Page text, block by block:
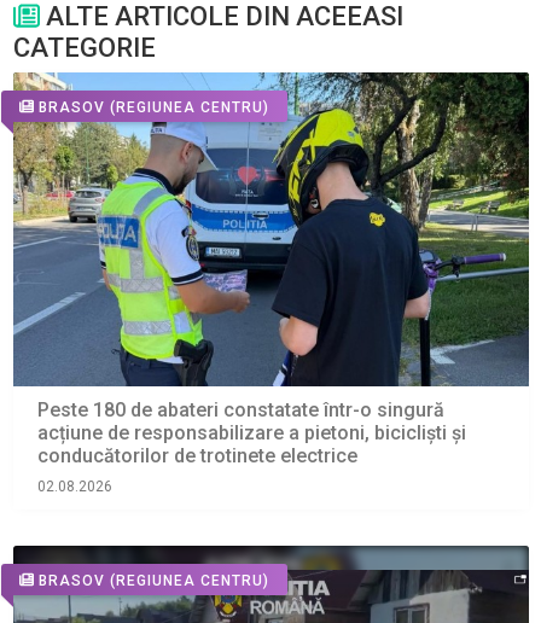
ALTE ARTICOLE DIN ACEEASI
CATEGORIE
BRASOV (REGIUNEA CENTRU)
Peste 180 de abateri constatate într-o singură
acțiune de responsabilizare a pietoni, bicicliști și
conducătorilor de trotinete electrice
02.08.2026
BRASOV (REGIUNEA CENTRU)